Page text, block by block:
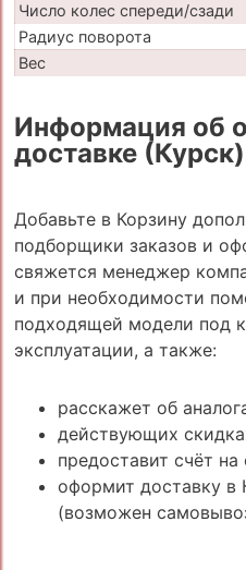
Число колес спереди/сзади
Радиус поворота
Вес
Информация об
доставке (Курск)
Добавьте в Корзину
подборщики заказов и
свяжется менеджер
и при необходимости
подходящей модели под
эксплуатации, а также:
расскажет об
действующих
предоставит счёт на
оформит доставку в
(возможен